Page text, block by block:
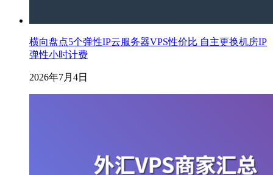
横向盘点5个弹性IP云服务器VPS性价比 自主更换机房IP
弹性小时计费
2026年7月4日